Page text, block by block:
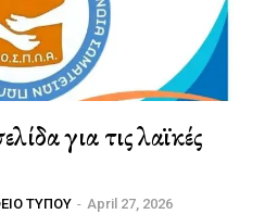
για τις λαϊκές
ΤΥΠΟΥ - April 27, 2026